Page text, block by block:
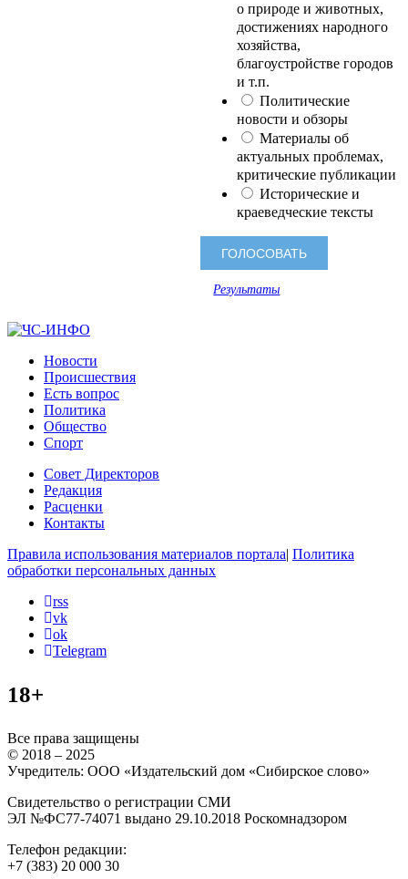
о природе и животных,
достижениях народного
хозяйства,
благоустройстве городов
и т.п.
Политические
новости и обзоры
Материалы об
актуальных проблемах,
критические публикации
Исторические и
краеведческие тексты
Результаты
Новости
Происшествия
Есть вопрос
Политика
Общество
Спорт
Совет Директоров
Редакция
Расценки
Контакты
Правила использования материалов портала| Политика
обработки персональных данных
rss
vk
ok
Telegram
18+
Все права защищены
© 2018 – 2025
Учредитель: ООО «Издательский дом «Сибирское слово»
Свидетельство о регистрации СМИ
ЭЛ №ФС77-74071 выдано 29.10.2018 Роскомнадзором
Телефон редакции:
+7 (383) 20 000 30